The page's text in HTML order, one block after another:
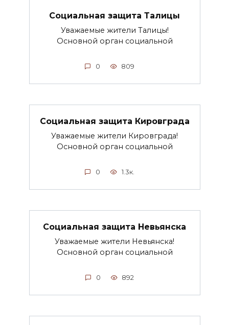
Социальная защита Талицы
Уважаемые жители Талицы!
Основной орган социальной
0 809
Социальная защита Кировграда
Уважаемые жители Кировграда!
Основной орган социальной
0 1.3к.
Социальная защита Невьянска
Уважаемые жители Невьянска!
Основной орган социальной
0 892